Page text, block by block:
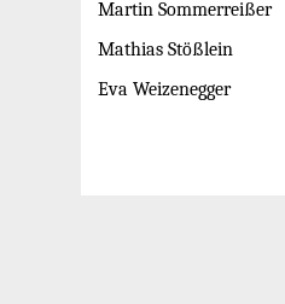
Martin Sommerreißer
Mathias Stößlein
Eva Weizenegger